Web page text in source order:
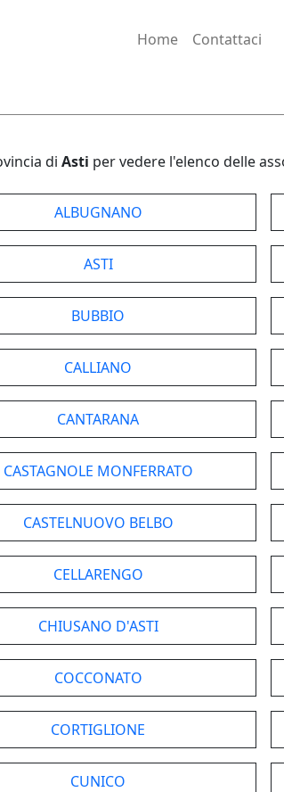
Home Contattaci
di Asti per vedere l'elenco delle
ALBUGNANO
ASTI
BUBBIO
CALLIANO
CANTARANA
CASTAGNOLE MONFERRATO
CASTELNUOVO BELBO
CELLARENGO
CHIUSANO D'ASTI
COCCONATO
CORTIGLIONE
CUNICO